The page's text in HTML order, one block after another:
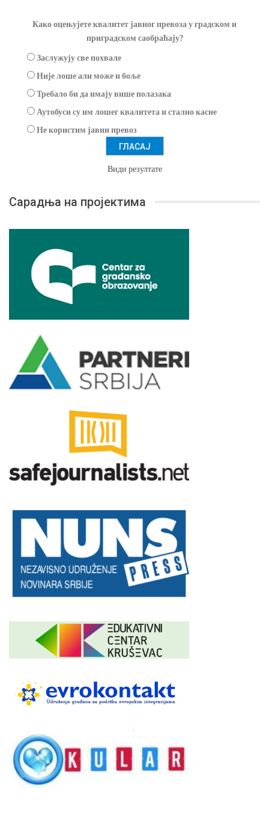
Како оцењујете квалитет јавног превоза у градском и
приградском саобраћају?
Заслужују све похвале
Није лоше али може и боље
Требало би да имају више полазака
Аутобуси су им лошег квалитета и стално касне
Не користим јавни превоз
Види резултате
Сарадња на пројектима